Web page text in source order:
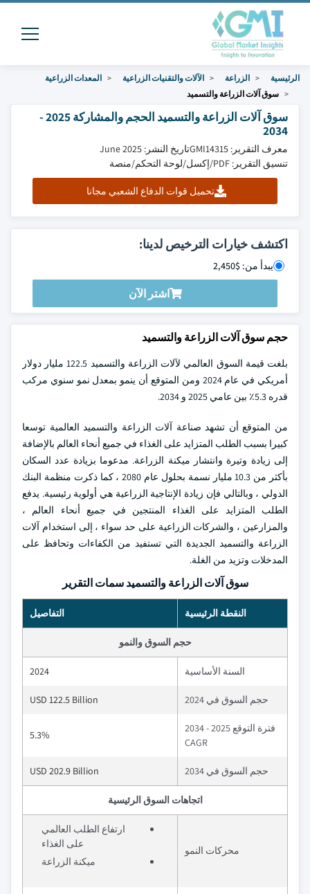
الرئيسية الزراعة الآلات والتقنيات الزراعية
المعدات الزراعية
سوق آلات الزراعة والتسميد
سوق آلات الزراعة والتسميد الحجم والمشاركة 2025 -
2034
معرف التقرير: GMI14315
تاريخ النشر: June 2025
تنسيق التقرير: PDF/إكسل/لوحة التحكم/منصة
تحميل قوات الدفاع الشعبي مجانا
اكتشف خيارات الترخيص لدينا:
يبدأ من: $2,450
اشتر الآن
حجم سوق آلات الزراعة والتسميد
بلغت قيمة السوق العالمي لآلات الزراعة والتسميد 122.5 مليار دولار
أمريكي في عام 2024 ومن المتوقع أن ينمو بمعدل نمو سنوي مركب
قدره 5.3٪ بين عامي 2025 و 2034.
من المتوقع أن تشهد صناعة آلات الزراعة والتسميد العالمية توسعا
كبيرا بسبب الطلب المتزايد على الغذاء في جميع أنحاء العالم بالإضافة
إلى زيادة وتيرة وانتشار ميكنة الزراعة. مدعوما بزيادة عدد السكان
بأكثر من 10.3 مليار نسمة بحلول عام 2080 ، كما ذكرت منظمة البنك
الدولي ، وبالتالي فإن زيادة الإنتاجية الزراعية هي أولوية رئيسية. يدفع
الطلب المتزايد على الغذاء المنتجين في جميع أنحاء العالم ،
والمزارعين ، والشركات الزراعية على حد سواء ، إلى استخدام آلات
الزراعة والتسميد الجديدة التي تستفيد من الكفاءات وتحافظ على
المدخلات وتزيد من الغلة.
سوق آلات الزراعة والتسميد سمات التقرير
النقطة الرئيسية التفاصيل
حجم السوق والنمو
السنة الأساسية 2024
حجم السوق في 2024 USD 122.5 Billion
فترة التوقع 2025 - 2034
CAGR
5.3%
حجم السوق في 2034 USD 202.9 Billion
اتجاهات السوق الرئيسية
محركات النمو
ارتفاع الطلب العالمي
على الغذاء
ميكنة الزراعة